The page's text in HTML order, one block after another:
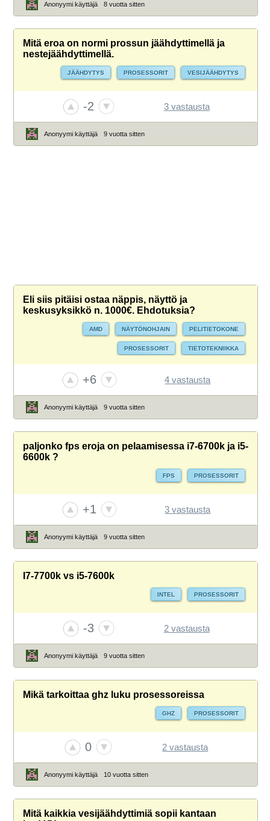
Anonyymi käyttäjä 8 vuotta sitten
Mitä eroa on normi prossun jäähdyttimellä ja
nestejäähdyttimellä.
JÄÄHDYTYS PROSESSORIT VESIJÄÄHDYTYS
-2 3 vastausta
Anonyymi käyttäjä 9 vuotta sitten
Eli siis pitäisi ostaa näppis, näyttö ja
keskusyksikkö n. 1000€. Ehdotuksia?
AMD NÄYTÖNOHJAIN PELITIETOKONE
PROSESSORIT TIETOTEKNIIKKA
+6 4 vastausta
Anonyymi käyttäjä 9 vuotta sitten
paljonko fps eroja on pelaamisessa i7-6700k ja i5-
6600k ?
FPS PROSESSORIT
+1 3 vastausta
Anonyymi käyttäjä 9 vuotta sitten
I7-7700k vs i5-7600k
INTEL PROSESSORIT
-3 2 vastausta
Anonyymi käyttäjä 9 vuotta sitten
Mikä tarkoittaa ghz luku prosessoreissa
GHZ PROSESSORIT
0 2 vastausta
Anonyymi käyttäjä 10 vuotta sitten
Mitä kaikkia vesijäähdyttimiä sopii kantaan